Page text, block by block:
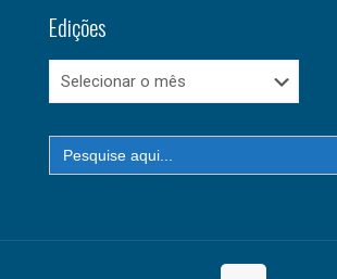
Edições
Edições
Search
for: